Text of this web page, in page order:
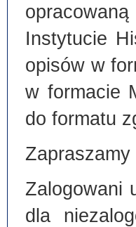
Instytucie
opisów w
w formacie
do formatu
Zalogowani
dla